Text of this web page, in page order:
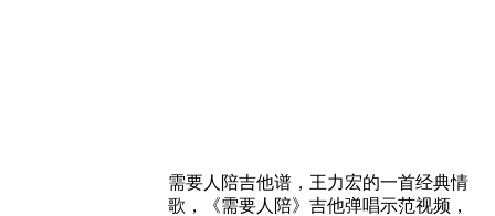
需要人陪吉他谱，王力宏的一首经典情
歌，《需要人陪》吉他弹唱示范视频，